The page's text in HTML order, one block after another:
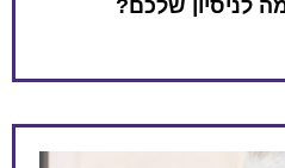
לניסיון שלכם?